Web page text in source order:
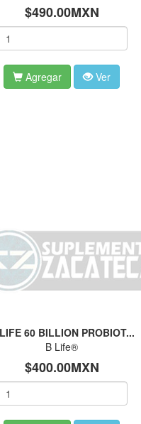
$490.00MXN
Agregar Ver
60 BILLION PROBIOT...
B Life®
$400.00MXN